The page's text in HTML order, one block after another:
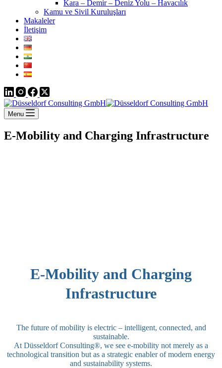
Kara – Demir – Deniz Yolu – Havacılık
Kamu ve Sivil Kuruluşları
Makaleler
İletişim
Menu
E-Mobility and Charging Infrastructure
E-Mobility and Charging
Infrastructure
The future of mobility is electric – intelligent, connected, and
sustainable.
At Düsseldorf Consulting®️, we see e-mobility not merely as a
technological transition but as a strategic enabler of modern energy
and sustainability systems.